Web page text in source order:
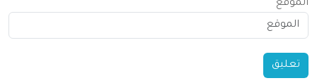
الموقع